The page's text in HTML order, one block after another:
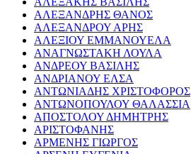
ΑΛΕΞΑΝΔΡΗΣ ΘΑΝΟΣ
ΑΛΕΞΑΝΔΡΟΥ ΑΡΗΣ
ΑΛΕΞΙΟΥ ΕΜΜΑΝΟΥΕΛΑ
ΑΝΑΓΝΩΣΤΑΚΗ ΛΟΥΛΑ
ΑΝΔΡΕΟΥ ΒΑΣΙΛΗΣ
ΑΝΔΡΙΑΝΟΥ ΕΛΣΑ
ΑΝΤΩΝΙΑΔΗΣ ΧΡΙΣΤΟΦΟΡΟΣ
ΑΝΤΩΝΟΠΟΥΛΟΥ ΘΑΛΑΣΣΙΑ
ΑΠΟΣΤΟΛΟΥ ΔΗΜΗΤΡΗΣ
ΑΡΙΣΤΟΦΑΝΗΣ
ΑΡΜΕΝΗΣ ΓΙΩΡΓΟΣ